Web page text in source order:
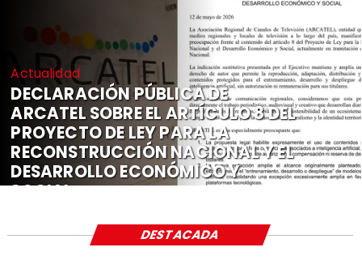
Actualidad
DECLARACIÓN PÚBLICA DE
ARCATEL SOBRE EL ARTÍCULO 8 DEL
PROYECTO DE LEY PARA LA
RECONSTRUCCIÓN NACIONAL Y EL
DESARROLLO ECONÓMICO Y
SOCIAL
DESTACADA